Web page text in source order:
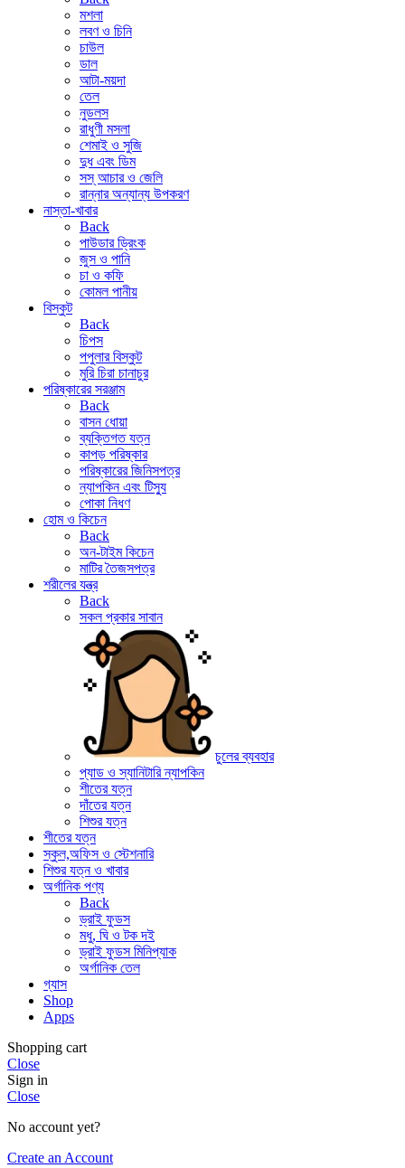
মশলা
লবণ ও চিনি
চাউল
ডাল
আটা-ময়দা
তেল
নুডলস
রাধুণী মসলা
শেমাই ও সুজি
দুধ এবং ডিম
সস্ আচার ও জেলি
রান্নার অন্যান্য উপকরণ
নাস্তা-খাবার
Back
পাউডার ড্রিংক
জুস ও পানি
চা ও কফি
কোমল পানীয়
বিস্কুট
Back
চিপস
পপুলার বিস্কুট
মুরি চিরা চানাচুর
পরিষ্কারের সরঞ্জাম
Back
বাসন ধোয়া
ব্যক্তিগত যত্ন
কাপড় পরিষ্কার
পরিষ্কারের জিনিসপত্র
ন্যাপকিন এবং টিস্যু
পোকা নিধণ
হোম ও কিচেন
Back
অন-টাইম কিচেন
মাটির তৈজসপত্র
শরীলের যন্ত্র
Back
সকল প্রকার সাবান
চুলের ব্যবহার
প্যাড ও স্যানিটারি ন্যাপকিন
শীতের যত্ন
দাঁতের যত্ন
শিশুর যত্ন
শীতের যত্ন
স্কুল,অফিস ও স্টেশনারি
শিশুর যত্ন ও খাবার
অর্গানিক পণ্য
Back
ড্রাই ফুডস
মধু, ঘি ও টক দই
ড্রাই ফুডস মিনিপ্যাক
অর্গানিক তেল
গ্যাস
Shop
Apps
Shopping cart
Close
Sign in
Close
No account yet?
Create an Account